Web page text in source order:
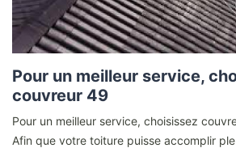
Pour un meilleur service,
couvreur 49
Pour un meilleur service, choisissez
Afin que votre toiture puisse accomplir